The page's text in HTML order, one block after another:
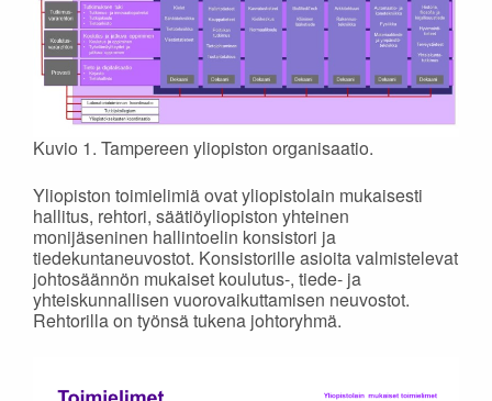
Kuvio 1. Tampereen yliopiston organisaatio.
Yliopiston toimielimiä ovat yliopistolain mukaisesti
hallitus, rehtori, säätiöyliopiston yhteinen
monijäseninen hallintoelin konsistori ja
tiedekuntaneuvostot. Konsistorille asioita valmistelevat
johtosäännön mukaiset koulutus-, tiede- ja
yhteiskunnallisen vuorovaikuttamisen neuvostot.
Rehtorilla on työnsä tukena johtoryhmä.